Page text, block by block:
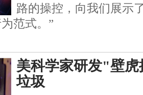
路的操控，向我们展示
范式。”
美科学家研发"壁
垃圾